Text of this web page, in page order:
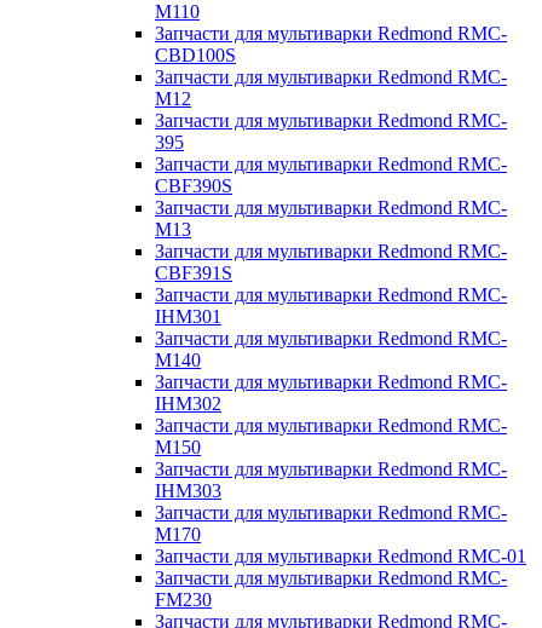
M110
Запчасти для мультиварки Redmond RMC-
CBD100S
Запчасти для мультиварки Redmond RMC-
M12
Запчасти для мультиварки Redmond RMC-
395
Запчасти для мультиварки Redmond RMC-
CBF390S
Запчасти для мультиварки Redmond RMC-
M13
Запчасти для мультиварки Redmond RMC-
CBF391S
Запчасти для мультиварки Redmond RMC-
IHM301
Запчасти для мультиварки Redmond RMC-
M140
Запчасти для мультиварки Redmond RMC-
IHM302
Запчасти для мультиварки Redmond RMC-
M150
Запчасти для мультиварки Redmond RMC-
IHM303
Запчасти для мультиварки Redmond RMC-
M170
Запчасти для мультиварки Redmond RMC-01
Запчасти для мультиварки Redmond RMC-
FM230
Запчасти для мультиварки Redmond RMC-